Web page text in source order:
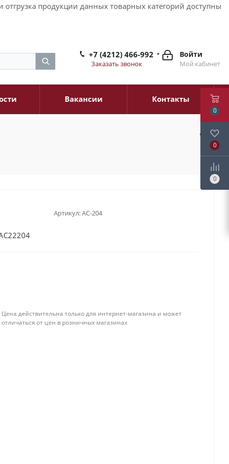
продукции данных товарных категорий доступны
Войти
Мой кабинет
+7 (4212) 466-992
Заказать звонок
Вакансии Контакты
Артикул:AC-204
Цена действительна только для интернет-магазина и может
отличаться от цен в розничных магазинах
0
0
0